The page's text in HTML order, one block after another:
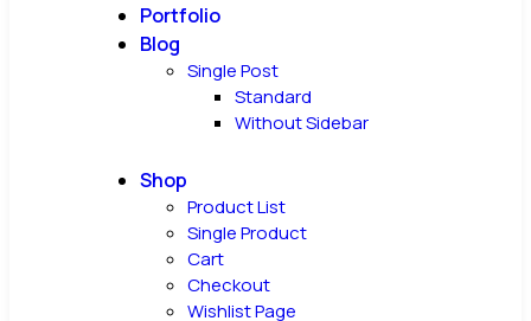
Portfolio
Blog
Single Post
Standard
Without Sidebar
Shop
Product List
Single Product
Cart
Checkout
Wishlist Page